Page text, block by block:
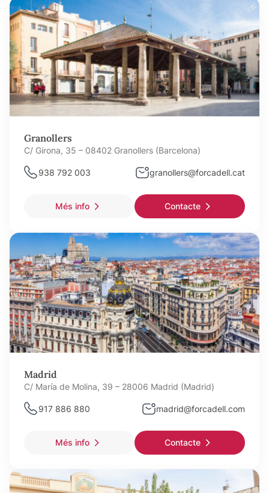
Granollers
C/ Girona, 35 – 08402 Granollers (Barcelona)
938 792 003 granollers@forcadell.cat
Més info Contacte
Madrid
C/ María de Molina, 39 – 28006 Madrid (Madrid)
917 886 880 madrid@forcadell.com
Més info Contacte